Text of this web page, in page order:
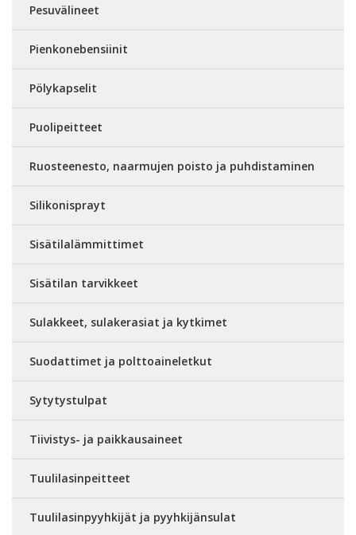
Pesuvälineet
Pienkonebensiinit
Pölykapselit
Puolipeitteet
Ruosteenesto, naarmujen poisto ja puhdistaminen
Silikonisprayt
Sisätilalämmittimet
Sisätilan tarvikkeet
Sulakkeet, sulakerasiat ja kytkimet
Suodattimet ja polttoaineletkut
Sytytystulpat
Tiivistys- ja paikkausaineet
Tuulilasinpeitteet
Tuulilasinpyyhkijät ja pyyhkijänsulat